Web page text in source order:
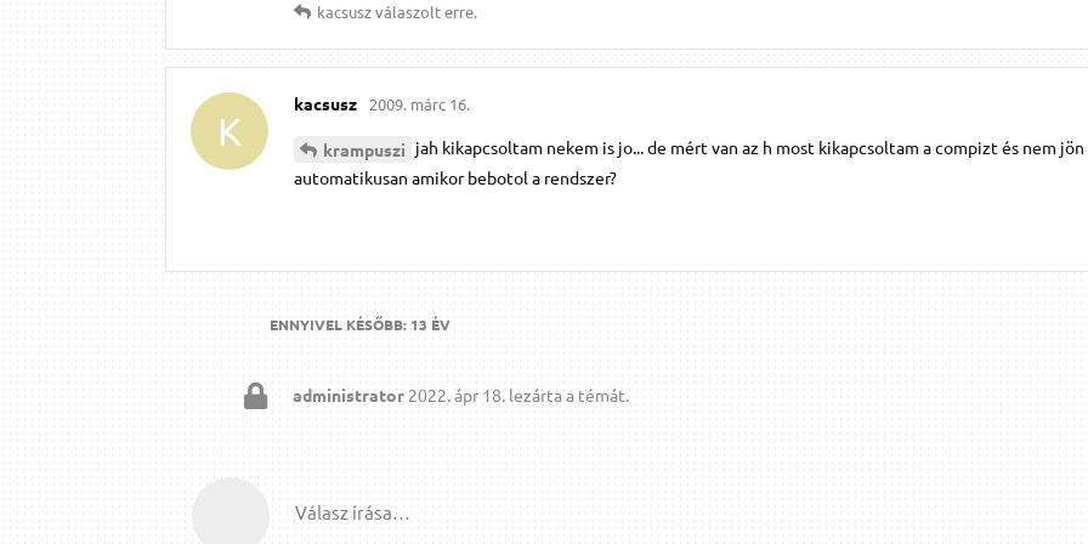
kacsuszválaszolt erre.
K
kacsusz 2009. márc 16.
krampuszi jah kikapcsoltam nekem is jo... de mért van az h most kikapcsoltam a compizt és nem jön
automatikusan amikor bebotol a rendszer?
ENNYIVEL KÉSŐBB: 13 ÉV
administrator 2022. ápr 18. lezárta a témát.
Válasz írása…